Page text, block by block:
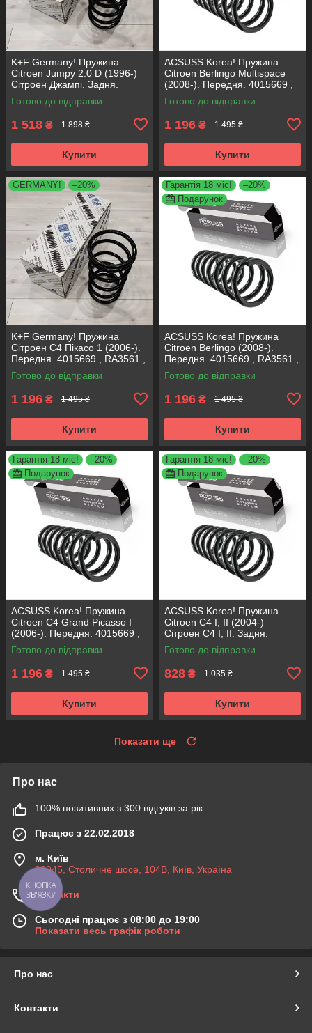
K+F Germany! Пружина
Citroen Jumpy 2.0 D (1996-)
Сітроен Джампі. Задня.
4215600 , RC5267 , 996552.
К+Ф Німеччина
Готово до відправки
1 518 ₴ 1 898 ₴
Купити
ACSUSS Korea! Пружина
Citroen Berlingo Multispace
(2008-). Передня. 4015669 ,
RA3561 , 993299. Аксусс
Корея
Готово до відправки
1 196 ₴ 1 495 ₴
Купити
GERMANY! –20%
K+F Germany! Пружина
Сітроен С4 Пікасо 1 (2006-).
Передня. 4015669 , RA3561 ,
993299. К+Ф Німеччина
Готово до відправки
1 196 ₴ 1 495 ₴
Купити
Гарантія 18 міс!
–20%
Подарунок
ACSUSS Korea! Пружина
Citroen Berlingo (2008-).
Передня. 4015669 , RA3561 ,
993299. Аксусс Корея
Готово до відправки
1 196 ₴ 1 495 ₴
Купити
Гарантія 18 міс!
–20%
Подарунок
ACSUSS Korea! Пружина
Citroen C4 Grand Picasso I
(2006-). Передня. 4015669 ,
RA3561 , 993299. Аксусс
Корея
Готово до відправки
1 196 ₴ 1 495 ₴
Купити
Гарантія 18 міс!
–20%
Подарунок
ACSUSS Korea! Пружина
Citroen C4 I, II (2004-)
Сітроен С4 I, II. Задня.
4266715 , RH6097 , 996669.
Аксусс Корея
Готово до відправки
828 ₴ 1 035 ₴
Купити
Показати ще
Про нас
100% позитивних з 300 відгуків за рік
Працює з 22.02.2018
м. Київ
03045, Столичне шосе, 104B, Київ, Україна
Контакти
Сьогодні працює з 08:00 до 19:00
Показати весь графік роботи
Про нас
Контакти
КНОПКА
ЗВ'ЯЗКУ